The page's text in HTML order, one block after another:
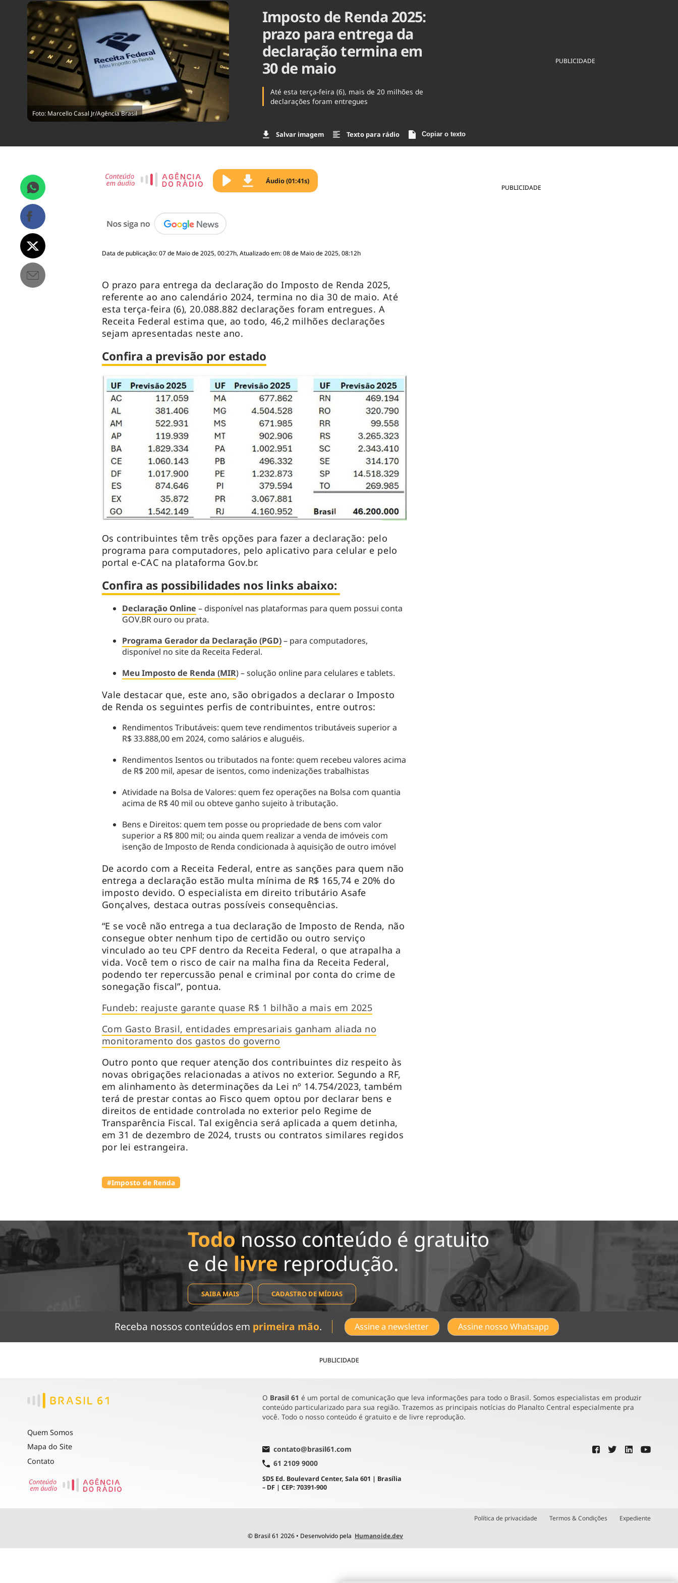
Agronegócios
Brasil
Cinema
Foto: Marcello Casal Jr/Agência Brasil
Imposto de Renda 2025:
prazo para entrega da
declaração termina em
30 de maio
Até esta terça-feira (6), mais de 20 milhões de
declarações foram entregues
Salvar imagem Texto para rádio Copiar o texto
PUBLICIDADE
PUBLICIDADE
Áudio (01:41s)
Data de publicação: 07 de Maio de 2025, 00:27h, Atualizado em: 08 de Maio de 2025, 08:12h
O prazo para entrega da declaração do Imposto de Renda 2025,
referente ao ano calendário 2024, termina no dia 30 de maio. Até
esta terça-feira (6), 20.088.882 declarações foram entregues. A
Receita Federal estima que, ao todo, 46,2 milhões declarações
sejam apresentadas neste ano.
Confira a previsão por estado
Os contribuintes têm três opções para fazer a declaração: pelo
programa para computadores, pelo aplicativo para celular e pelo
portal e-CAC na plataforma Gov.br.
Confira as possibilidades nos links abaixo:
Declaração Online – disponível nas plataformas para quem possui conta
GOV.BR ouro ou prata.
Programa Gerador da Declaração (PGD)– para computadores,
disponível no site da Receita Federal.
Meu Imposto de Renda (MIR) – solução online para celulares e tablets.
Vale destacar que, este ano, são obrigados a declarar o Imposto
de Renda os seguintes perfis de contribuintes, entre outros:
Rendimentos Tributáveis: quem teve rendimentos tributáveis superior a
R$ 33.888,00 em 2024, como salários e aluguéis.
Rendimentos Isentos ou tributados na fonte: quem recebeu valores acima
de R$ 200 mil, apesar de isentos, como indenizações trabalhistas
Atividade na Bolsa de Valores: quem fez operações na Bolsa com quantia
acima de R$ 40 mil ou obteve ganho sujeito à tributação.
Bens e Direitos: quem tem posse ou propriedade de bens com valor
superior a R$ 800 mil; ou ainda quem realizar a venda de imóveis com
isenção de Imposto de Renda condicionada à aquisição de outro imóvel
De acordo com a Receita Federal, entre as sanções para quem não
entrega a declaração estão multa mínima de R$ 165,74 e 20% do
imposto devido. O especialista em direito tributário Asafe
Gonçalves, destaca outras possíveis consequências.
“E se você não entrega a tua declaração de Imposto de Renda, não
consegue obter nenhum tipo de certidão ou outro serviço
vinculado ao teu CPF dentro da Receita Federal, o que atrapalha a
vida. Você tem o risco de cair na malha fina da Receita Federal,
podendo ter repercussão penal e criminal por conta do crime de
sonegação fiscal”, pontua.
Fundeb: reajuste garante quase R$ 1 bilhão a mais em 2025
Com Gasto Brasil, entidades empresariais ganham aliada no
monitoramento dos gastos do governo
Outro ponto que requer atenção dos contribuintes diz respeito às
novas obrigações relacionadas a ativos no exterior. Segundo a RF,
em alinhamento às determinações da Lei nº 14.754/2023, também
terá de prestar contas ao Fisco quem optou por declarar bens e
direitos de entidade controlada no exterior pelo Regime de
Transparência Fiscal. Tal exigência será aplicada a quem detinha,
em 31 de dezembro de 2024, trusts ou contratos similares regidos
por lei estrangeira.
#Imposto de Renda
Todonosso conteúdo é gratuito
e de livre reprodução.
SAIBA MAIS CADASTRO DE MÍDIAS
Receba nossos conteúdos em primeira mão. Assine a newsletter Assine nosso Whatsapp
PUBLICIDADE
Quem Somos
Mapa do Site
Contato
O Brasil 61 é um portal de comunicação que leva informações para todo o Brasil. Somos especialistas em produzir
conteúdo particularizado para sua região. Trazemos as principais notícias do Planalto Central especialmente pra
você. Todo o nosso conteúdo é gratuito e de livre reprodução.
contato@brasil61.com
61 2109 9000
SDS Ed. Boulevard Center, Sala 601 | Brasília
– DF | CEP: 70391-900
Política de privacidade Termos & Condições Expediente
© Brasil 61 2026 • Desenvolvido pela Humanoide.dev